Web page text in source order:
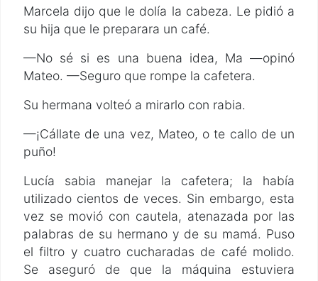
Marcela dijo que le dolía la cabeza. Le pidió a
su hija que le preparara un café.
—No sé si es una buena idea, Ma —opinó
Mateo. —Seguro que rompe la cafetera.
Su hermana volteó a mirarlo con rabia.
—¡Cállate de una vez, Mateo, o te callo de un
puño!
Lucía sabia manejar la cafetera; la había
utilizado cientos de veces. Sin embargo, esta
vez se movió con cautela, atenazada por las
palabras de su hermano y de su mamá. Puso
el filtro y cuatro cucharadas de café molido.
Se aseguró de que la máquina estuviera